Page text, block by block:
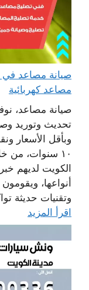
مصاعد كهربائية
صيانة مصاعد،
تحديث وتوريد
وبأقل الأسعار
١٠ سنوات، من
الكويت لديهم
أنواعها،
وتقنيات حديثة
اقرأ المزيد